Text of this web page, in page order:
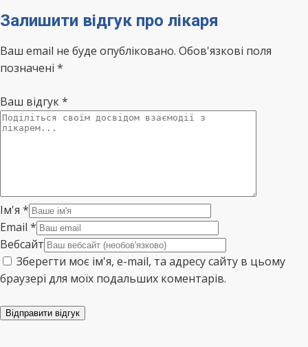
Залишити відгук про лікаря
Ваш email не буде опубліковано. Обов'язкові поля
позначені *
Ваш відгук*
Ім'я *
Email *
Вебсайт
Зберегти моє ім'я, e-mail, та адресу сайту в цьому
браузері для моїх подальших коментарів.
Відправити відгук